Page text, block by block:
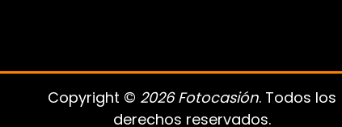
Copyright © 2026 Fotocasión. Todos los
derechos reservados.